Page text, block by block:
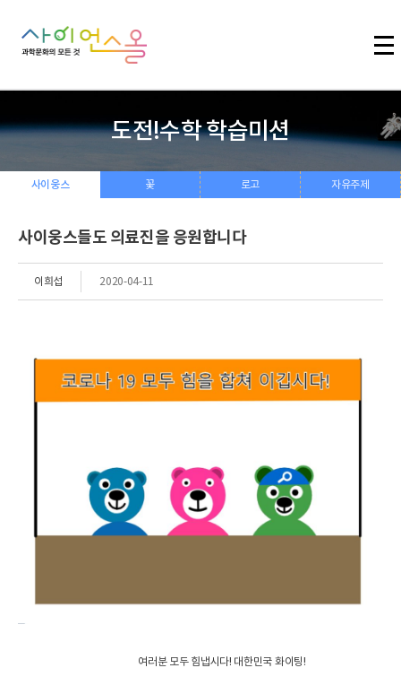
도전!수학 학습미션
사이웅스 꽃 로고 자유주제
사이웅스들도 의료진을 응원합니다
이희섭 2020-04-11
                	여러분 모두 힘냅시다! 대한민국 화이팅!